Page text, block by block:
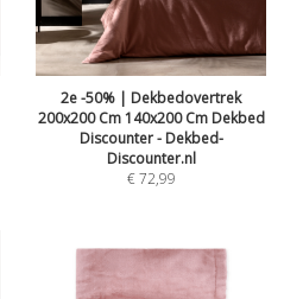
2e -50% | Dekbedovertrek
200x200 Cm 140x200 Cm Dekbed
Discounter - Dekbed-
Discounter.nl
€72,99